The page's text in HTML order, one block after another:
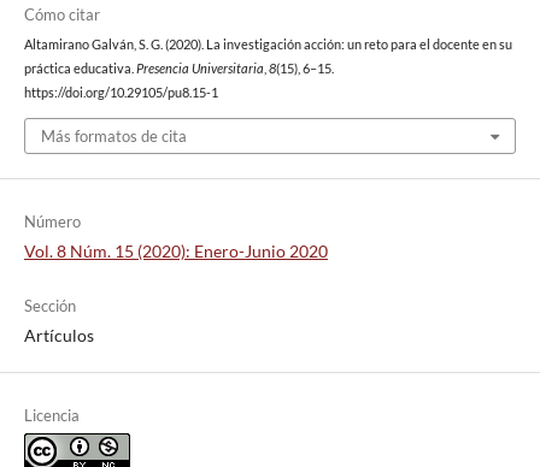
Cómo citar
Altamirano Galván, S. G. (2020). La investigación acción: un reto para el docente en su
práctica educativa.Presencia Universitaria,8(15), 6–15.
https://doi.org/10.29105/pu8.15-1
Más formatos de cita
Número
Vol. 8 Núm. 15 (2020): Enero-Junio 2020
Sección
Artículos
Licencia